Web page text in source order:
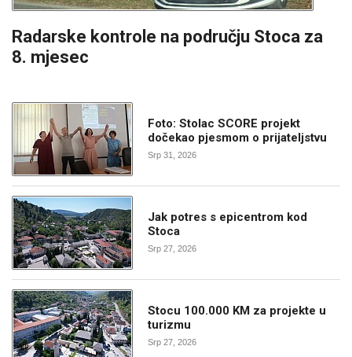
Radarske kontrole na području Stoca za
8. mjesec
Foto: Stolac SCORE projekt
dočekao pjesmom o prijateljstvu
Srp 31, 2026
Jak potres s epicentrom kod
Stoca
Srp 27, 2026
Stocu 100.000 KM za projekte u
turizmu
Srp 27, 2026